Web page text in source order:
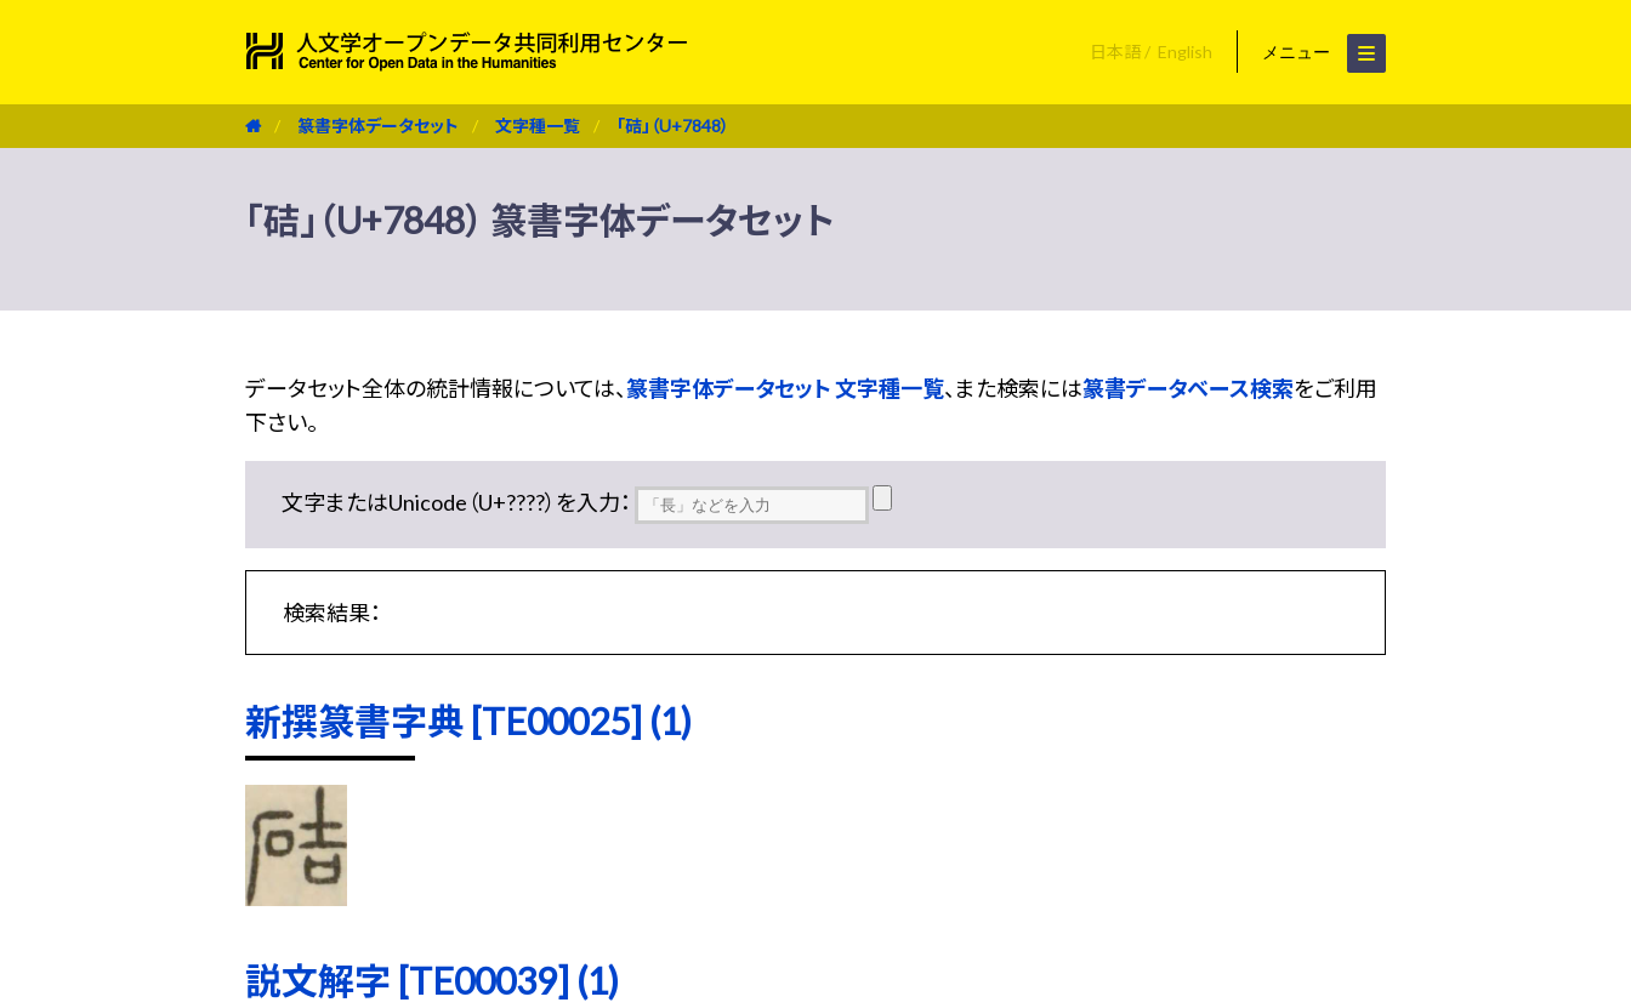
日本語 English メニュー
篆書字体データセット 文字種一覧 「硈」（U+7848）
「硈」（U+7848） 篆書字体データセット
データセット全体の統計情報については、篆書字体データセット 文字種一覧、また検索には篆書データベース検索をご利用
下さい。
文字またはUnicode（U+????）を入力：
検索結果：
新撰篆書字典 [TE00025] (1)
説文解字 [TE00039] (1)